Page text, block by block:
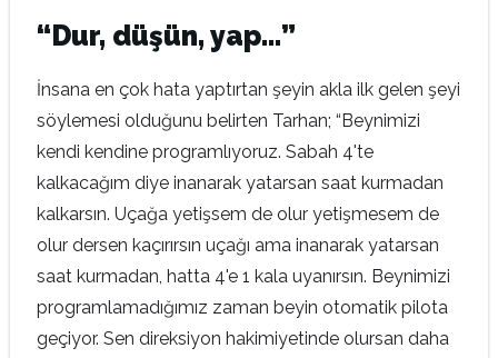
“Dur, düşün, yap…”
İnsana en çok hata yaptırtan şeyin akla ilk gelen şeyi
söylemesi olduğunu belirten Tarhan; “Beynimizi
kendi kendine programlıyoruz. Sabah 4'te
kalkacağım diye inanarak yatarsan saat kurmadan
kalkarsın. Uçağa yetişsem de olur yetişmesem de
olur dersen kaçırırsın uçağı ama inanarak yatarsan
saat kurmadan, hatta 4'e 1 kala uyanırsın. Beynimizi
programlamadığımız zaman beyin otomatik pilota
geçiyor. Sen direksiyon hakimiyetinde olursan daha